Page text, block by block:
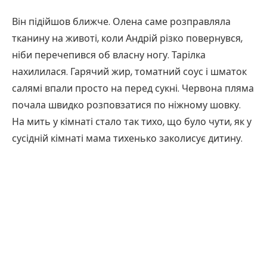
Він підійшов ближче. Олена саме розправляла
тканину на животі, коли Андрій різко повернувся,
ніби перечепився об власну ногу. Тарілка
нахилилася. Гарячий жир, томатний соус і шматок
салямі впали просто на перед сукні. Червона пляма
почала швидко розповзатися по ніжному шовку.
На мить у кімнаті стало так тихо, що було чути, як у
сусідній кімнаті мама тихенько заколисує дитину.